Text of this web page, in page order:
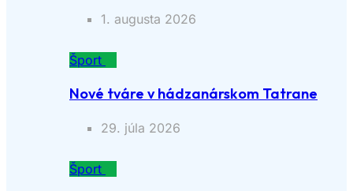
1. augusta 2026
Šport
Nové tváre v hádzanárskom Tatrane
29. júla 2026
Šport